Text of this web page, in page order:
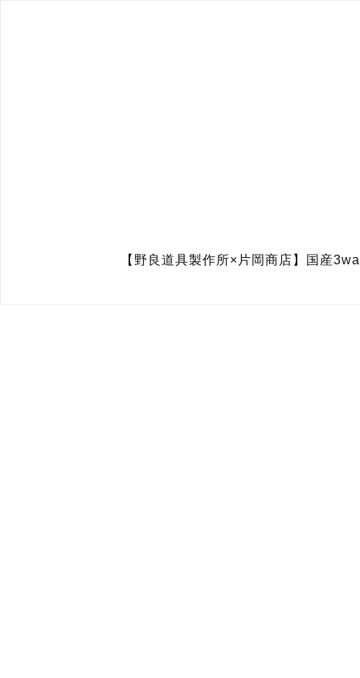
【野良道具製作所×片岡商店】国産